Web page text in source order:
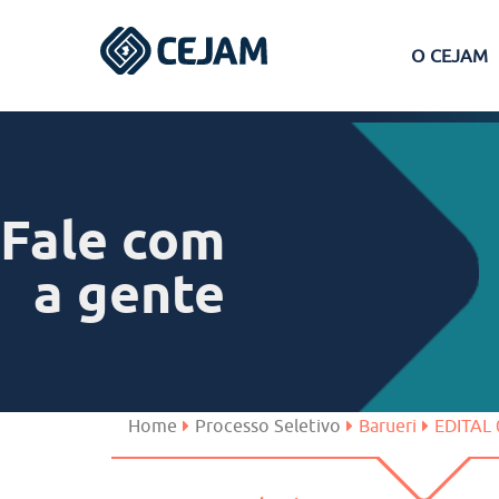
O CEJAM
Ferraz de Vasconcelos
São José dos Campos
Fale com
a gente
Home Processo Seletivo Barueri EDITAL